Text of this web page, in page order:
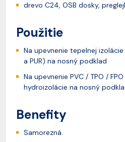
drevo C24, OSB dosky,
Použitie
Na upevnenie tepelnej izolácie
a PUR) na nosný podklad
Na upevnenie PVC / TPO / FPO
hydroizolácie na nosný
Benefity
Samorezná.